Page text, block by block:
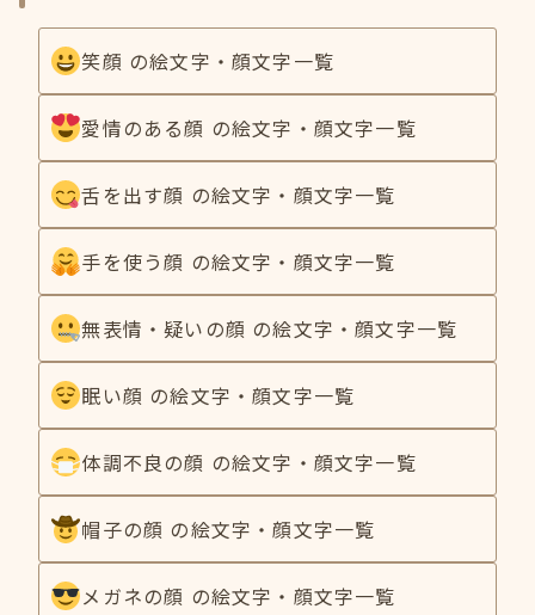
笑顔 の絵文字・顔文字一覧
愛情のある顔 の絵文字・顔文字一覧
舌を出す顔 の絵文字・顔文字一覧
手を使う顔 の絵文字・顔文字一覧
無表情・疑いの顔 の絵文字・顔文字一覧
眠い顔 の絵文字・顔文字一覧
体調不良の顔 の絵文字・顔文字一覧
帽子の顔 の絵文字・顔文字一覧
メガネの顔 の絵文字・顔文字一覧